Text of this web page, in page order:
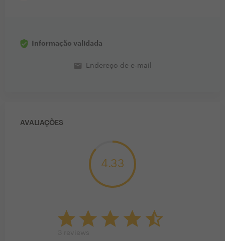
Informação validada
email Endereço de e-mail
AVALIAÇÕES
4.33